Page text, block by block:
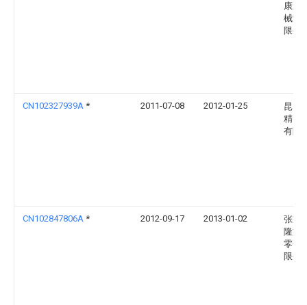
康五
械制
限公
CN102327939A * 2011-07-08 2012-01-25
昆山
精密
有限
CN102847806A * 2012-09-17 2013-01-02
张家
隆旌
零部
限公